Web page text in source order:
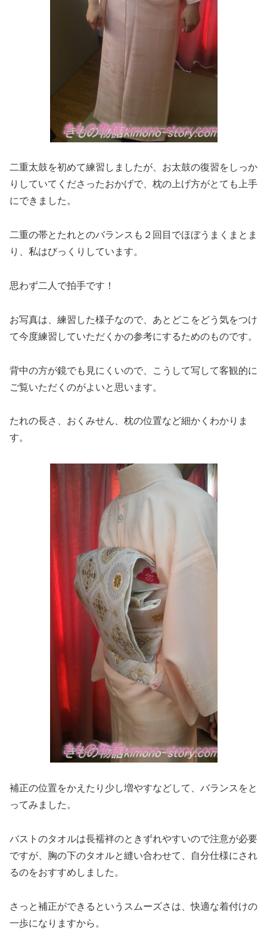
二重太鼓を初めて練習しましたが、お太鼓の復習をしっか
りしていてくださったおかげで、枕の上げ方がとても上手
にできました。
二重の帯とたれとのバランスも２回目でほぼうまくまとま
り、私はびっくりしています。
思わず二人で拍手です！
お写真は、練習した様子なので、あとどこをどう気をつけ
て今度練習していただくかの参考にするためのものです。
背中の方が鏡でも見にくいので、こうして写して客観的に
ご覧いただくのがよいと思います。
たれの長さ、おくみせん、枕の位置など細かくわかりま
す。
補正の位置をかえたり少し増やすなどして、バランスをと
ってみました。
バストのタオルは長襦袢のときずれやすいので注意が必要
ですが、胸の下のタオルと縫い合わせて、自分仕様にされ
るのをおすすめしました。
さっと補正ができるというスムーズさは、快適な着付けの
一歩になりますから。